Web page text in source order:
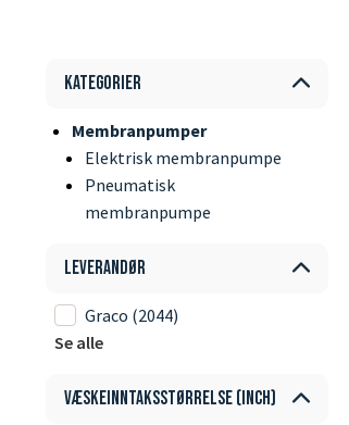
Kategorier
Membranpumper
Elektrisk membranpumpe
Pneumatisk
membranpumpe
Leverandør
Graco (2044)
Se alle
Væskeinntaksstørrelse (inch)